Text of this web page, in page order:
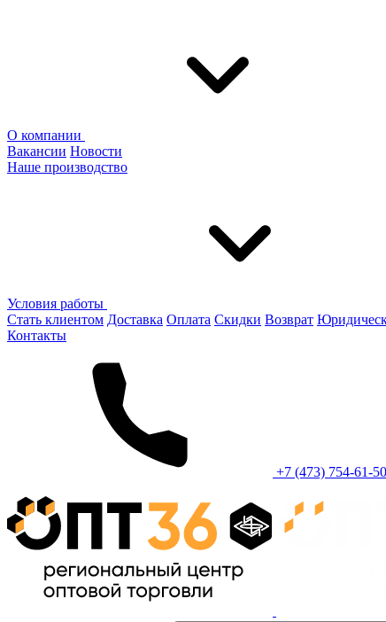
О компании
Вакансии Новости
Наше производство
Условия работы
Стать клиентом Доставка Оплата Скидки Возврат
Контакты
+7 (473) 754-61-50